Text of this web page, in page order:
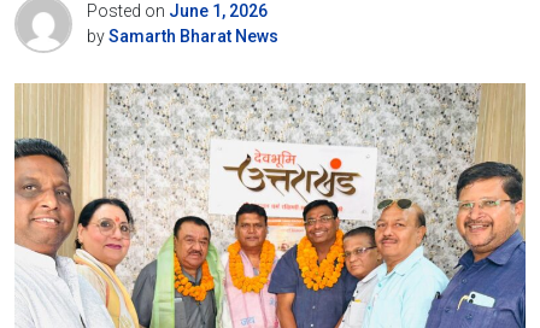
Posted on June 1, 2026
bySamarth Bharat News